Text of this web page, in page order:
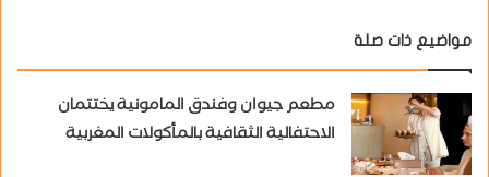
مواضيع ذات صلة
مطعم جيوان وفندق المامونية يختتمان
الاحتفالية الثقافية بالمأكولات المغربية